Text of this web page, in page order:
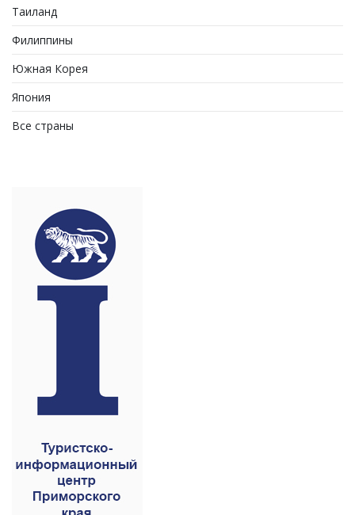
Таиланд
Филиппины
Южная Корея
Япония
Все страны